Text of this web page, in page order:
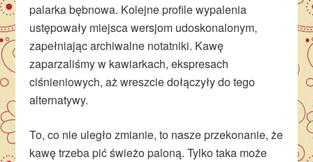
palarka bębnowa. Kolejne profile wypalenia
ustępowały miejsca wersjom udoskonalonym,
zapełniając archiwalne notatniki. Kawę
zaparzaliśmy w kawiarkach, ekspresach
ciśnieniowych, aż wreszcie dołączyły do tego
alternatywy.
To, co nie uległo zmianie, to nasze przekonanie, że
kawę trzeba pić świeżo paloną. Tylko taka może